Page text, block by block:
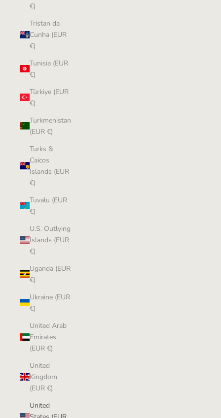
€)
Tristan da
Cunha (EUR
€)
Tunisia (EUR
€)
Türkiye (EUR
€)
Turkmenistan
(EUR €)
Turks &
Caicos
Islands (EUR
€)
Tuvalu (EUR
€)
U.S. Outlying
Islands (EUR
€)
Uganda (EUR
€)
Ukraine (EUR
€)
United Arab
Emirates
(EUR €)
United
Kingdom
(EUR €)
United